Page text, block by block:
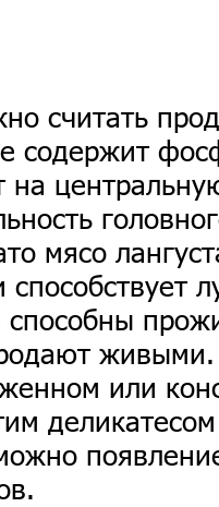
считать
содержит
на
мясо
способствует
или